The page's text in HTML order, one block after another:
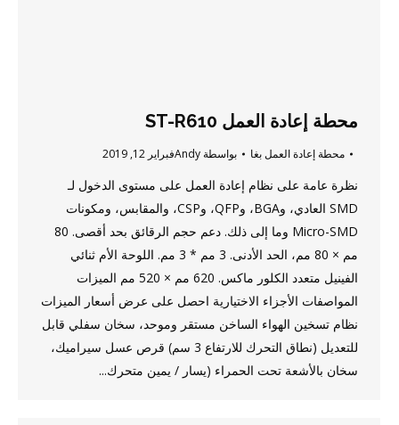
محطة إعادة العمل ST-R610
محطة إعادة العمل بغا بواسطةAndyفبراير 12, 2019
نظرة عامة على نظام إعادة العمل على مستوى الدخول لـ
SMD العادي، وBGA، وQFP، وCSP، والمقابس، ومكونات
Micro-SMD وما إلى ذلك. دعم حجم الرقائق بحد أقصى. 80
مم × 80 مم، الحد الأدنى. 3 مم * 3 مم. اللوحة الأم ثنائي
الفينيل متعدد الكلور ماكس. 620 مم × 520 مم الميزات
المواصفات الأجزاء الاختيارية احصل على عرض أسعار الميزات
نظام تسخين الهواء الساخن مستقر وموحد، سخان سفلي قابل
للتعديل (نطاق التحرك للارتفاع 3 سم) قرص عسل سيراميك،
سخان بالأشعة تحت الحمراء (يسار / يمين متحرك...